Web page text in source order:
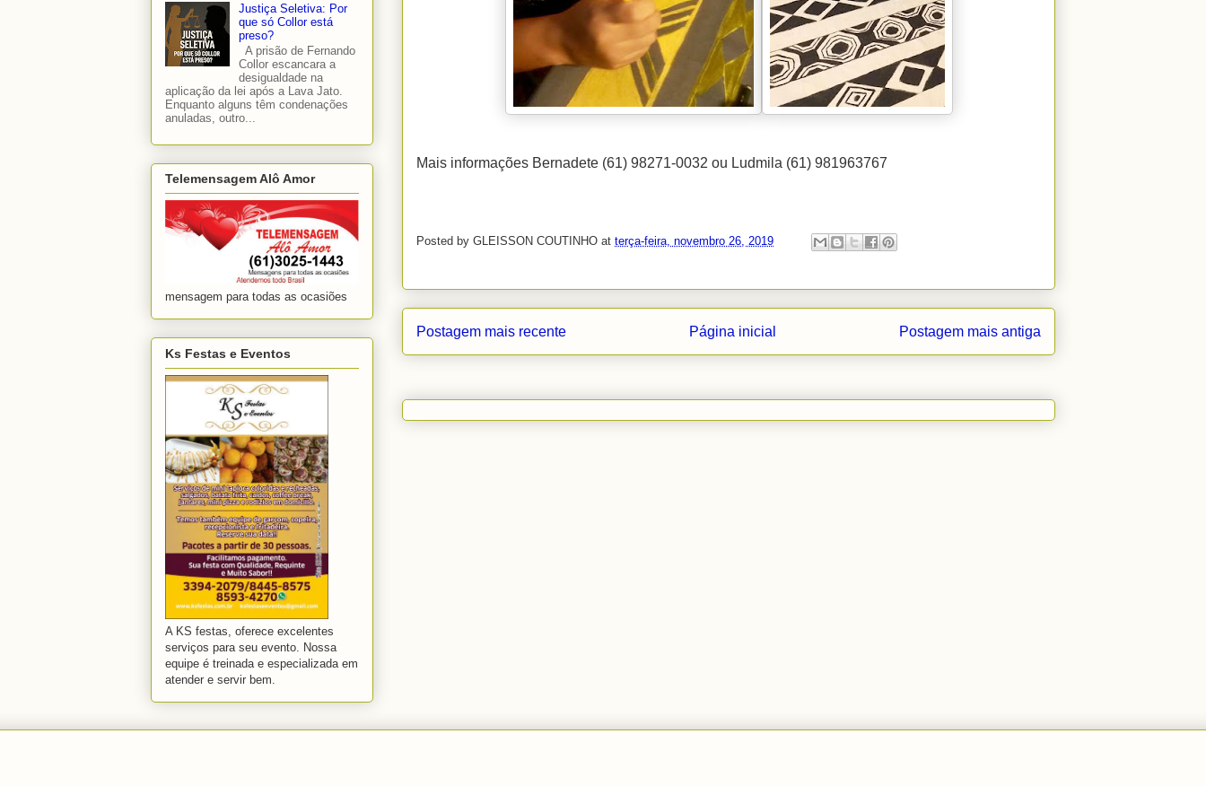
Mais informações Bernadete (61) 98271-0032 ou Ludmila (61) 981963767
Posted by GLEISSON COUTINHO at terça-feira, novembro 26, 2019
Postagem mais recente Postagem mais antiga
Página inicial
Justiça Seletiva: Por
que só Collor está
preso?
A prisão de Fernando
Collor escancara a
desigualdade na
aplicação da lei após a Lava Jato.
Enquanto alguns têm condenações
anuladas, outro...
Telemensagem Alô Amor
mensagem para todas as ocasiões
Ks Festas e Eventos
A KS festas, oferece excelentes
serviços para seu evento. Nossa
equipe é treinada e especializada em
atender e servir bem.